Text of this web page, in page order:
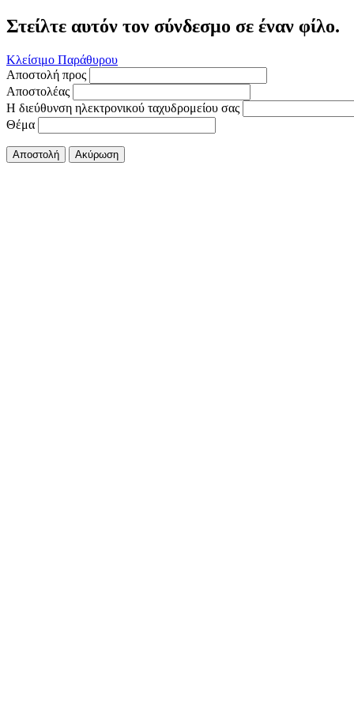
Στείλτε αυτόν τον σύνδεσμο σε έναν φίλο.
Κλείσιμο Παράθυρου
Αποστολή προς
Αποστολέας
Η διεύθυνση ηλεκτρονικού ταχυδρομείου σας
Θέμα
Αποστολή Ακύρωση